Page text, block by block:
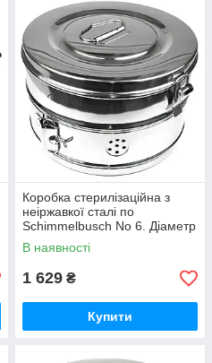
Коробка стерилізаційна з
неіржавкої сталі по
Schimmelbusch No 6. Діаметр
240 мм, висота 145 мм
В наявності
1 629 ₴
Купити